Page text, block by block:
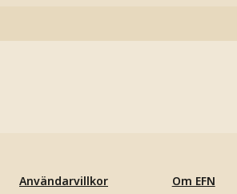
Användarvillkor
Om EFN